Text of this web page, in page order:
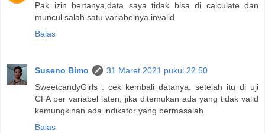
Pak izin bertanya,data saya tidak bisa di calculate dan
muncul salah satu variabelnya invalid
Balas
Suseno Bimo
31 Maret 2021 pukul 22.50
SweetcandyGirls : cek kembali datanya. setelah itu di uji
CFA per variabel laten, jika ditemukan ada yang tidak valid
kemungkinan ada indikator yang bermasalah.
Balas